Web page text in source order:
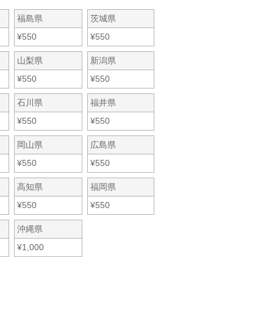
福島県
¥550
茨城県
¥550
山梨県
¥550
新潟県
¥550
石川県
¥550
福井県
¥550
岡山県
¥550
広島県
¥550
高知県
¥550
福岡県
¥550
沖縄県
¥1,000